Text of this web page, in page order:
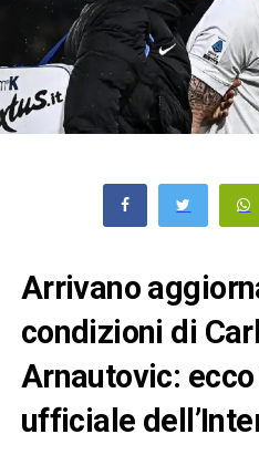
Arrivano
condizioni di
Arnautovic:
ufficiale